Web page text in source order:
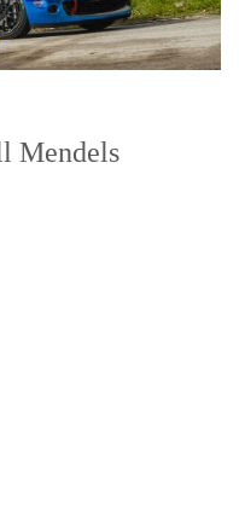
Mendels